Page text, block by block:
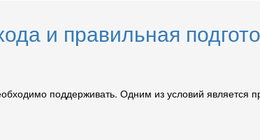
и правильная
поддерживать. Одним из условий является